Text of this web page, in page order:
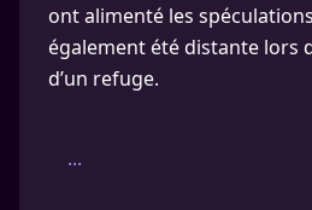
ont alimenté les
également été distante lors
d’un refuge.
...